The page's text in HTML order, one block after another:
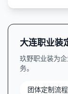
大连职业装
玖野职业装为
务。
团体定制流程